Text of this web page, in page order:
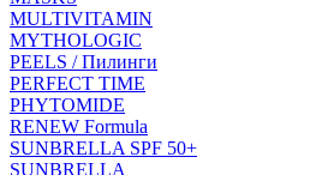
MULTIVITAMIN
MYTHOLOGIC
PEELS / Пилинги
PERFECT TIME
PHYTOMIDE
RENEW Formula
SUNBRELLA SPF 50+
SUNBRELLA